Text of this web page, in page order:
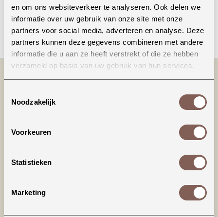
en om ons websiteverkeer te analyseren. Ook delen we
informatie over uw gebruik van onze site met onze
partners voor social media, adverteren en analyse. Deze
partners kunnen deze gegevens combineren met andere
informatie die u aan ze heeft verstrekt of die ze hebben
verzameld op basis van uw gebruik van hun services.
Noodzakelijk
Voorkeuren
Statistieken
Marketing
Bellen
Productinformatie